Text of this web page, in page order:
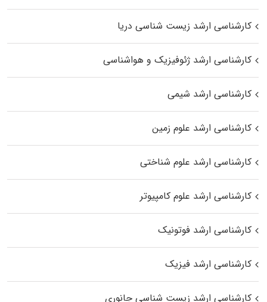
کارشناسی ارشد زیست‌ شناسی دریا
کارشناسی ارشد ژئوفیزیک و هواشناسی
کارشناسی ارشد شیمی
کارشناسی ارشد علوم زمین
کارشناسی ارشد علوم شناختی
کارشناسی ارشد علوم کامپیوتر
کارشناسی ارشد فوتونیک
کارشناسی ارشد فیزیک
کارشناسی ارشد زیست‌ شناسی جانوری